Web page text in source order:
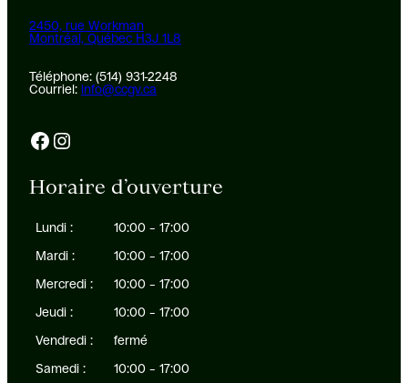
2450, rue Workman
Montréal, Québec H3J 1L8
Téléphone: (514) 931-2248
Courriel: info@ccgv.ca
Facebook Instagram
Horaire d’ouverture
Lundi :
10:00 – 17:00
Mardi :
10:00 – 17:00
Mercredi :
10:00 – 17:00
Jeudi :
10:00 – 17:00
Vendredi :
fermé
Samedi :
10:00 – 17:00